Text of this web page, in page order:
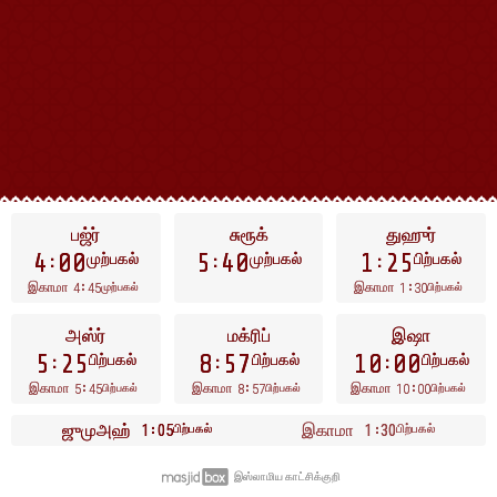
பஜ்ர்
4 00முற்பகல்
இகாமா 4 45முற்பகல்
சுரூக்
5 40முற்பகல்
துஹுர்
1 25பிற்பகல்
இகாமா 1 30பிற்பகல்
அஸ்ர்
5 25 பிற்பகல்
இகாமா 5 45பிற்பகல்
மக்ரிப்
8 57 பிற்பகல்
இகாமா 8 57பிற்பகல்
இஷா
10 00பிற்பகல்
இகாமா 10 00பிற்பகல்
ஜுமுஅஹ் 1 05பிற்பகல் இகாமா 1 30பிற்பகல்
இஸ்லாமிய காட்சிக்குறி